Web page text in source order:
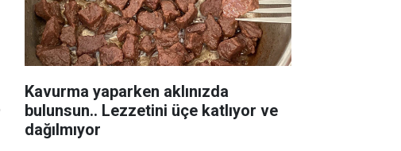
Kavurma yaparken aklınızda
bulunsun.. Lezzetini üçe katlıyor ve
dağılmıyor